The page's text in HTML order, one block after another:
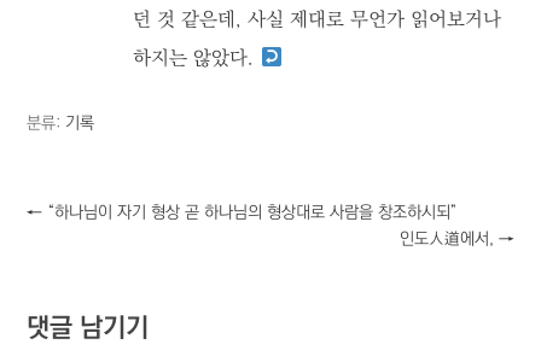
던 것 같은데, 사실 제대로 무언가 읽어보거나
하지는 않았다.
분류: 기록
← “하나님이 자기 형상 곧 하나님의 형상대로 사람을 창조하시되”
인도人道에서, →
댓글 남기기